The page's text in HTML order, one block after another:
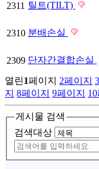
2311 틸트(TILT)
2310 분배손실
2309 단자간결합손실
열린1페이지 2페이지 3
지 8페이지 9페이지 10
게시물 검색
검색대상